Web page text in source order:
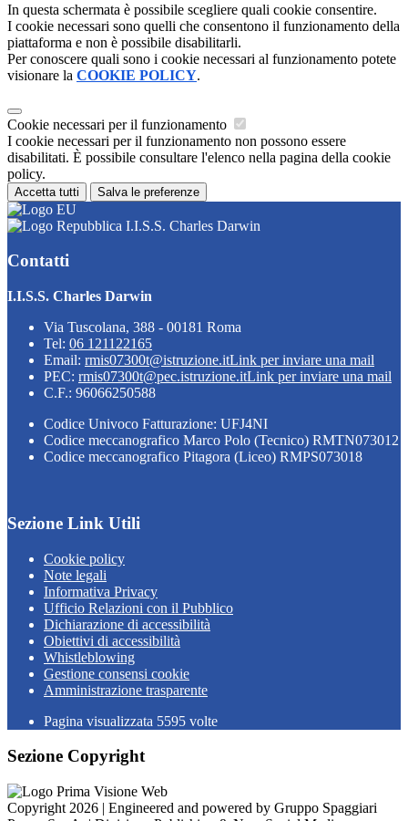
In questa schermata è possibile scegliere quali cookie consentire.
I cookie necessari sono quelli che consentono il funzionamento della
piattaforma e non è possibile disabilitarli.
Per conoscere quali sono i cookie necessari al funzionamento potete
visionare la COOKIE POLICY.
Cookie necessari per il funzionamento
I cookie necessari per il funzionamento non possono essere
disabilitati. È possibile consultare l'elenco nella pagina della cookie
policy.
Accetta tutti Salva le preferenze
I.I.S.S. Charles Darwin
Contatti
I.I.S.S. Charles Darwin
Via Tuscolana, 388 - 00181 Roma
Tel: 06 121122165
Email: rmis07300t@istruzione.itLink per inviare una mail
PEC: rmis07300t@pec.istruzione.itLink per inviare una mail
C.F.: 96066250588
Codice Univoco Fatturazione: UFJ4NI
Codice meccanografico Marco Polo (Tecnico) RMTN073012
Codice meccanografico Pitagora (Liceo) RMPS073018
Sezione Link Utili
Cookie policy
Note legali
Informativa Privacy
Ufficio Relazioni con il Pubblico
Dichiarazione di accessibilità
Obiettivi di accessibilità
Whistleblowing
Gestione consensi cookie
Amministrazione trasparente
Pagina visualizzata 5595 volte
Sezione Copyright
Copyright 2026 | Engineered and powered by Gruppo Spaggiari